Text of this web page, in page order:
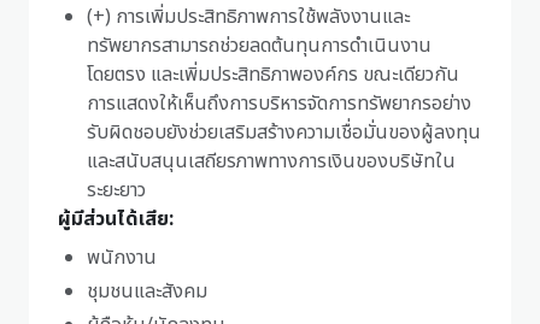
(+) การเพิ่มประสิทธิภาพการใช้พลังงานและ
ทรัพยากรสามารถช่วยลดต้นทุนการดำเนินงาน
โดยตรง และเพิ่มประสิทธิภาพองค์กร ขณะเดียวกัน
การแสดงให้เห็นถึงการบริหารจัดการทรัพยากรอย่าง
รับผิดชอบยังช่วยเสริมสร้างความเชื่อมั่นของผู้ลงทุน
และสนับสนุนเสถียรภาพทางการเงินของบริษัทใน
ระยะยาว
ผู้มีส่วนได้เสีย:
พนักงาน
ชุมชนและสังคม